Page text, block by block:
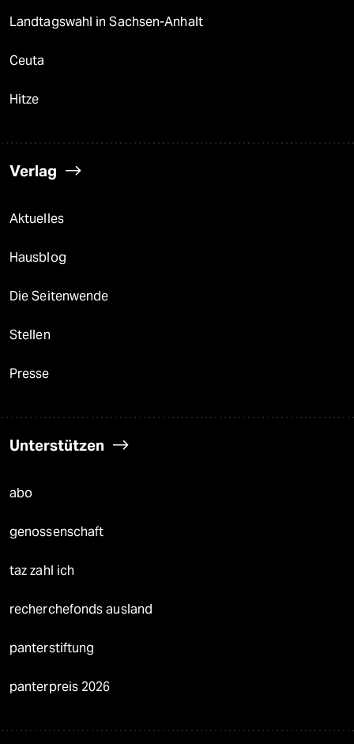
Landtagswahl in Sachsen-Anhalt
Ceuta
Hitze
Verlag
Aktuelles
Hausblog
Die Seitenwende
Stellen
Presse
Unterstützen
abo
genossenschaft
taz zahl ich
recherchefonds ausland
panterstiftung
panterpreis 2026